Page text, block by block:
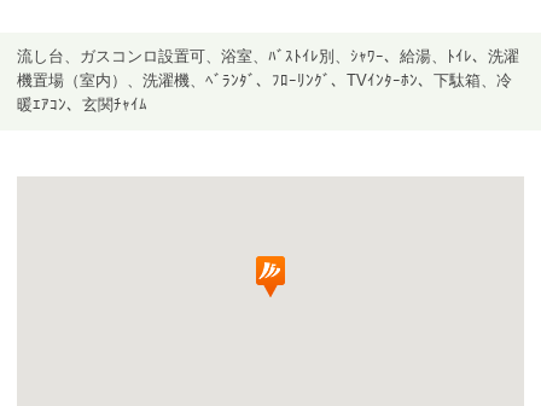
流し台、ガスコンロ設置可、浴室、ﾊﾞｽﾄｲﾚ別、ｼｬﾜｰ、給湯、ﾄｲﾚ、洗濯
機置場（室内）、洗濯機、ﾍﾞﾗﾝﾀﾞ、ﾌﾛｰﾘﾝｸﾞ、TVｲﾝﾀｰﾎﾝ、下駄箱、冷
暖ｴｱｺﾝ、玄関ﾁｬｲﾑ